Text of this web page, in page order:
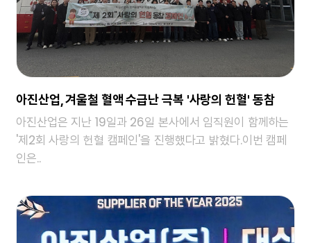
아진산업, 겨울철 혈액 수급난 극복 '사랑의 헌혈' 동참
아진산업은 지난 19일과 26일 본사에서 임직원이 함께하는
'제2회 사랑의 헌혈 캠페인'을 진행했다고 밝혔다.이번 캠페
인은..